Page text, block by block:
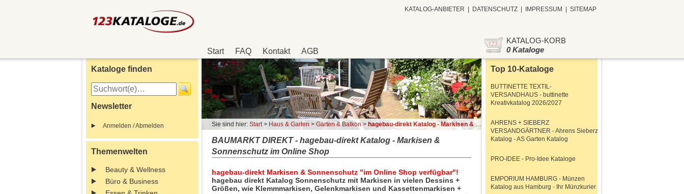
Start FAQ Kontakt AGB
KATALOG-ANBIETER DATENSCHUTZ IMPRESSUM SITEMAP
KATALOG-KORB
0 Kataloge
Kataloge finden
Newsletter
Anmelden / Abmelden
Themenwelten
Beauty & Wellness
Büro & Business
Sie sind hier: Start> Haus & Garten > Garten & Balkon> hagebau-direkt Katalog - Markisen & Sonnenschutz im Online Shop
BAUMARKT DIREKT - hagebau-direkt Katalog - Markisen &
Sonnenschutz im Online Shop
hagebau-direkt Markisen & Sonnenschutz "im Online Shop verfügbar"!
hagebau direkt Katalog Sonnenschutz mit Markisen in vielen Dessins +
Größen, wie Klemmmarkisen, Gelenkmarkisen und Kassettenmarkisen +
Top 10-Kataloge
BUTTINETTE TEXTIL-
VERSANDHAUS - buttinette
Kreativkatalog 2026/2027
AHRENS + SIEBERZ
VERSANDGÄRTNER - Ahrens Sieberz
Katalog - AS Garten Katalog
PRO-IDEE - Pro-Idee Kataloge
EMPORIUM HAMBURG - Münzen
Katalog aus Hamburg - Ihr Münzkurier